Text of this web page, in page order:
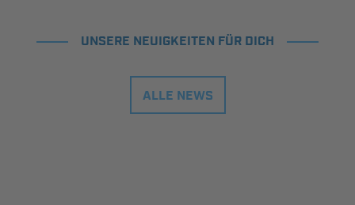
UNSERE NEUIGKEITEN FÜR DICH
ALLE NEWS